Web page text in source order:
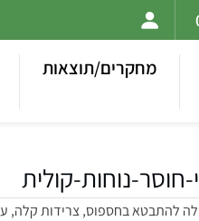
מחקרים/תוצאות
חוסר-נוחות-קולית
להתבטא בחספוס, צרידות קלה,